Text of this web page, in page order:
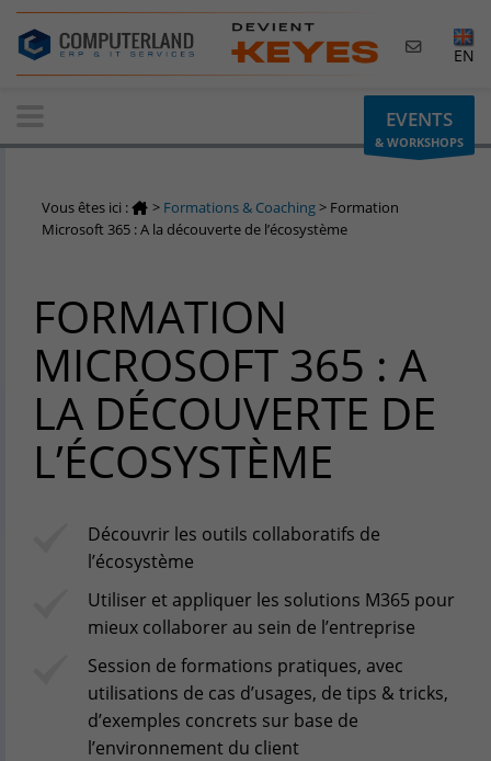
Contactez-nous
Demande d'informations
N'hésitez pas à nous contacter
+32(0)800 12 512
info-cpld@keyes.eu
Luxembourg
+352 26 59 06 86
info-cpld@keyes.eu
Espace Clients
Espace client
Centre de services
Support pour incidents & demandes de services
+32(0)800/12.712 (Belgique - Fr)
+32(0)800/12.812 (Belgique - Nl)
+352 8002 45 46 (Luxembourg - Fr)
support-cpld@keyes.eu
Service Clients
EN
EVENTS
& WORKSHOPS
Vous êtes ici : > Formations & Coaching> Formation
Microsoft 365 : A la découverte de l’écosystème
FORMATION
MICROSOFT 365 : A
LA DÉCOUVERTE DE
L’ÉCOSYSTÈME
Découvrir les outils collaboratifs de
l’écosystème
Utiliser et appliquer les solutions M365 pour
mieux collaborer au sein de l’entreprise
Session de formations pratiques, avec
utilisations de cas d’usages, de tips & tricks,
d’exemples concrets sur base de
l’environnement du client